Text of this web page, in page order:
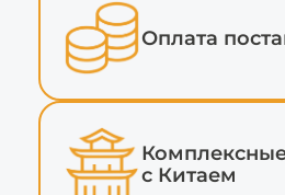
Оплата
с Китаем